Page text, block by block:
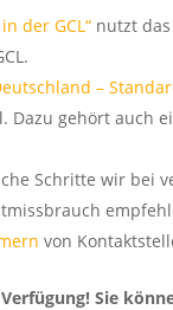
der GCL“ nutzt
–
Dazu gehört auch
Schritte wir bei
von
Sie